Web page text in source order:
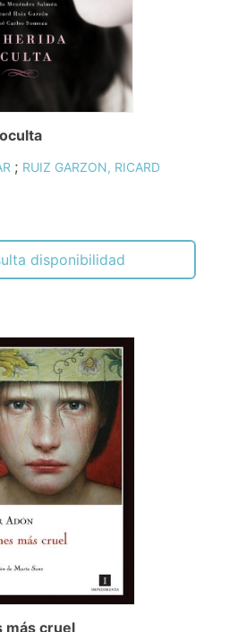
; RUIZ GARZON, RICARD
disponibilidad
más cruel